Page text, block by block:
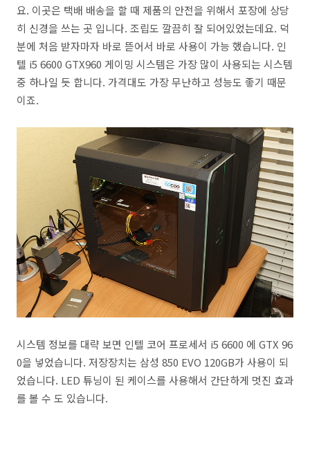
요. 이곳은 택배 배송을 할 때 제품의 안전을 위해서 포장에 상당
히 신경을 쓰는 곳 입니다. 조립도 깔끔히 잘 되어있었는데요. 덕
분에 처음 받자마자 바로 뜯어서 바로 사용이 가능 했습니다. 인
텔 i5 6600 GTX960 게이밍 시스템은 가장 많이 사용되는 시스템
중 하나일 듯 합니다. 가격대도 가장 무난하고 성능도 좋기 때문
이죠.
시스템 정보를 대략 보면 인텔 코어 프로세서 i5 6600 에 GTX 96
0을 넣었습니다. 저장장치는 삼성 850 EVO 120GB가 사용이 되
었습니다. LED 튜닝이 된 케이스를 사용해서 간단하게 멋진 효과
를 볼 수 도 있습니다.